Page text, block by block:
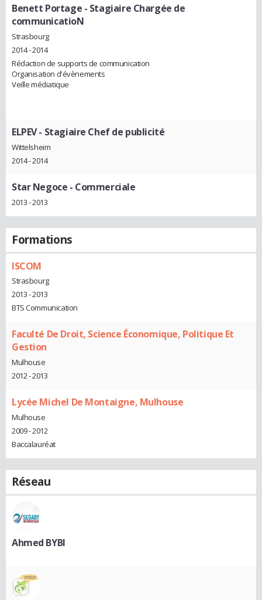
Benett Portage - Stagiaire Chargée de
communicatioN
Strasbourg
2014 - 2014
Rédaction de supports de communication
Organisation d'évènements
Veille médiatique
ELPEV- Stagiaire Chef de publicité
Wittelsheim
2014 - 2014
Star Negoce - Commerciale
2013 - 2013
Formations
ISCOM
Strasbourg
2013 - 2013
BTS Communication
Faculté De Droit, Science Économique, Politique Et
Gestion
Mulhouse
2012 - 2013
Lycée Michel De Montaigne, Mulhouse
Mulhouse
2009 - 2012
Baccalauréat
Réseau
Ahmed BYBI